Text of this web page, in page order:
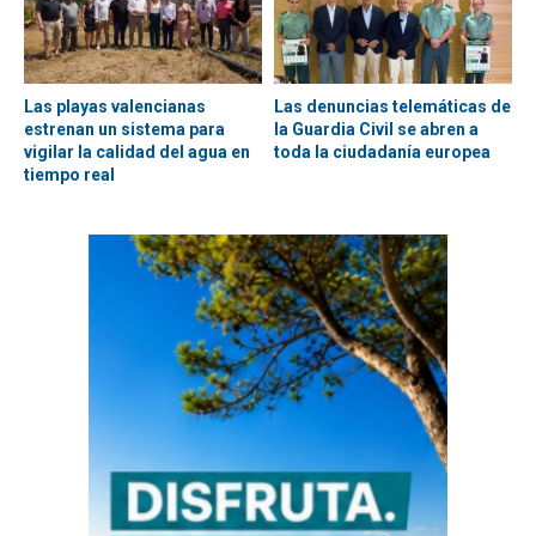
Las playas valencianas
estrenan un sistema para
vigilar la calidad del agua en
tiempo real
Las denuncias telemáticas de
la Guardia Civil se abren a
toda la ciudadanía europea